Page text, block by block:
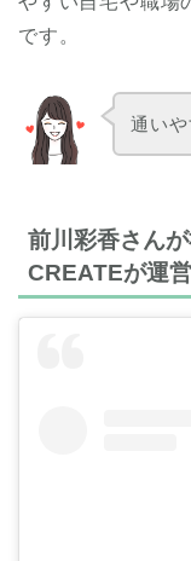
です。
通い
前川彩香さん
CREATEが運営